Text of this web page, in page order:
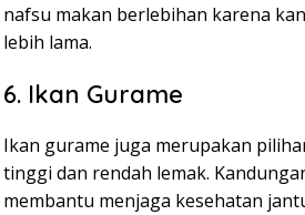
nafsu makan berlebihan karena
lebih lama.
6. Ikan Gurame
Ikan gurame juga merupakan
tinggi dan rendah lemak.
membantu menjaga kesehatan